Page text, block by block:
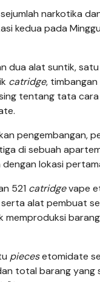
narkotika
kedua pada
dua alat suntik,
catridge,
tentang tata
pengembangan,
di sebuah
lokasi
521 catridgevape
alat pembuat
memproduksi
piecesetomidate
total barang yang